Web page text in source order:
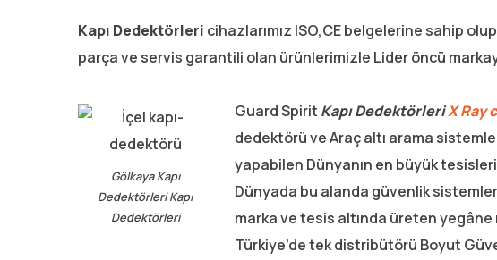
Kapı Dedektörleri cihazlarımız ISO,CE belgelerine sahip
parça ve servis garantili olan ürünlerimizle Lider öncü
Gölkaya Kapı
Dedektörleri Kapı
Dedektörleri
Guard Spirit Kapı DedektörleriX Ray
dedektörü ve Araç altı arama
yapabilen Dünyanın en büyük
Dünyada bu alanda güvenlik
marka ve tesis altında üreten yegâne
Türkiye’de tek distribütörü Boyut